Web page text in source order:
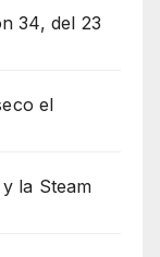
34, del 23
el
la Steam